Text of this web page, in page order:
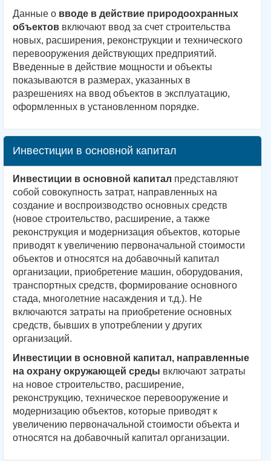
Данные о вводе в действие природоохранных
объектов включают ввод за счет строительства
новых, расширения, реконструкции и технического
перевооружения действующих предприятий.
Введенные в действие мощности и объекты
показываются в размерах, указанных в
разрешениях на ввод объектов в эксплуатацию,
оформленных в установленном порядке.
Инвестиции в основной капитал
Инвестиции в основной капитал представляют
собой совокупность затрат, направленных на
создание и воспроизводство основных средств
(новое строительство, расширение, а также
реконструкция и модернизация объектов, которые
приводят к увеличению первоначальной стоимости
объектов и относятся на добавочный капитал
организации, приобретение машин, оборудования,
транспортных средств, формирование основного
стада, многолетние насаждения и т.д.). Не
включаются затраты на приобретение основных
средств, бывших в употреблении у других
организаций.
Инвестиции в основной капитал, направленные
на охрану окружающей среды включают затраты
на новое строительство, расширение,
реконструкцию, техническое перевооружение и
модернизацию объектов, которые приводят к
увеличению первоначальной стоимости объекта и
относятся на добавочный капитал организации.